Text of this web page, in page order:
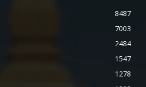
8487
7003
2484
1547
1278